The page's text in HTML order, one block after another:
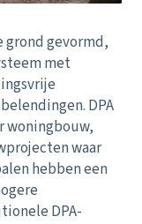
grond gevormd,
met
DPA
woningbouw,
waar
hebben een
DPA-